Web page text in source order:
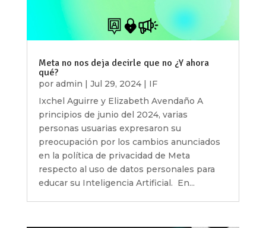
Meta no nos deja decirle que no ¿Y ahora
qué?
por admin Jul 29, 2024| IF
Ixchel Aguirre y Elizabeth Avendaño A
principios de junio del 2024, varias
personas usuarias expresaron su
preocupación por los cambios anunciados
en la política de privacidad de Meta
respecto al uso de datos personales para
educar su Inteligencia Artificial. En...